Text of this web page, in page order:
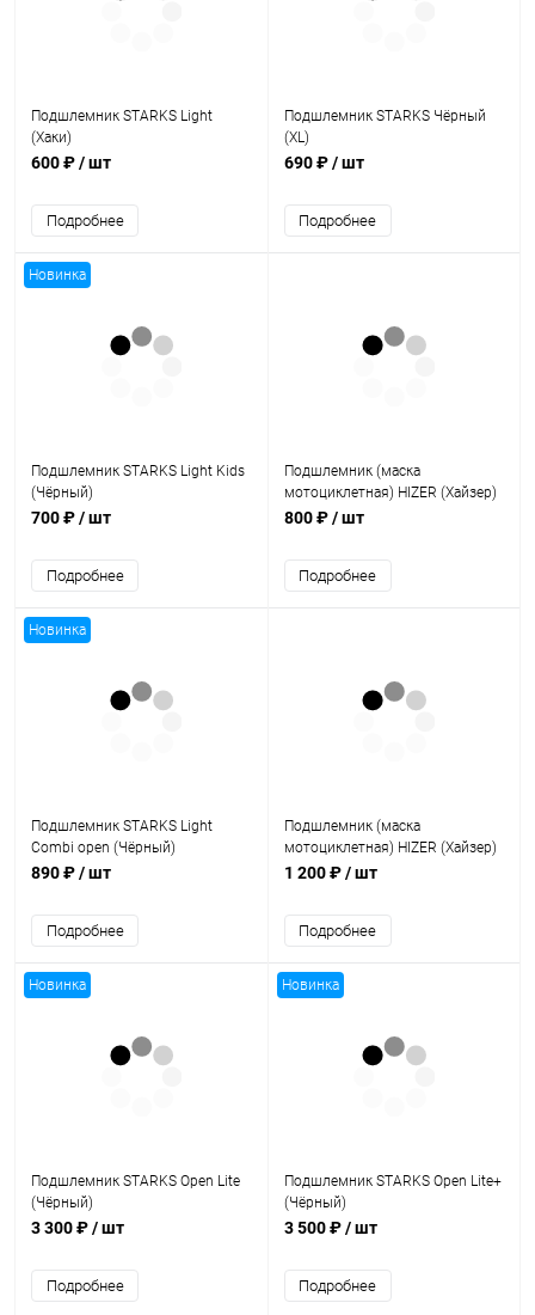
Подшлемник STARKS Light
(Хаки)
600 ₽/ шт
Подробнее
Подшлемник STARKS Чёрный
(XL)
690 ₽/ шт
Подробнее
Новинка
Подшлемник STARKS Light Kids
(Чёрный)
700 ₽/ шт
Подробнее
Подшлемник (маска
мотоциклетная) HIZER (Хайзер)
AT - 7830 (S)
800 ₽/ шт
Подробнее
Новинка
Подшлемник STARKS Light
Combi open (Чёрный)
890 ₽/ шт
Подробнее
Подшлемник (маска
мотоциклетная) HIZER (Хайзер)
AT - 7831 (S)
1 200 ₽/ шт
Подробнее
Новинка
Подшлемник STARKS Open Lite
(Чёрный)
3 300 ₽/ шт
Подробнее
Новинка
Подшлемник STARKS Open Lite+
(Чёрный)
3 500 ₽/ шт
Подробнее